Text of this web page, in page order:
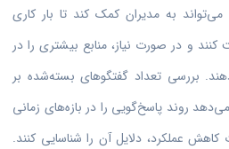
می‌تواند به مدیران کمک کند تا بار کاری
کنند و در صورت نیاز، منابع بیشتری را در
بررسی تعداد گفتگوهای بسته‌شده بر
روند پاسخ‌گویی را در بازه‌های زمانی
عملکرد، دلایل آن را شناسایی کنند.